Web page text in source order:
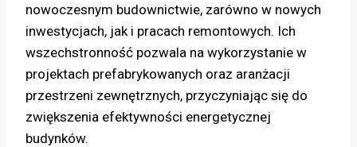
nowoczesnym budownictwie, zarówno w nowych
inwestycjach, jak i pracach remontowych. Ich
wszechstronność pozwala na wykorzystanie w
projektach prefabrykowanych oraz aranżacji
przestrzeni zewnętrznych, przyczyniając się do
zwiększenia efektywności energetycznej
budynków.